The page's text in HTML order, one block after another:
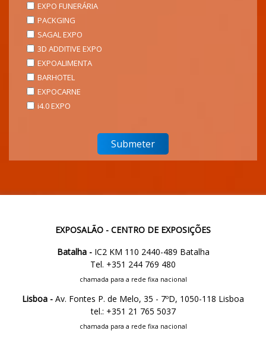
EXPO FUNERÁRIA
PACKGING
SAGAL EXPO
3D ADDITIVE EXPO
EXPOALIMENTA
BARHOTEL
EXPOCARNE
i4.0 EXPO
EXPOSALÃO - CENTRO DE EXPOSIÇÕES
Batalha -IC2 KM 110 2440-489 Batalha
Tel. +351 244 769 480
chamada para a rede fixa nacional
Lisboa - Av. Fontes P. de Melo, 35 - 7ºD, 1050-118 Lisboa
tel.: +351 21 765 5037
chamada para a rede fixa nacional